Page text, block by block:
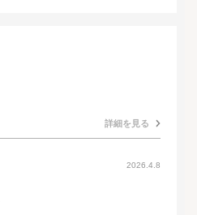
詳細を見る
2026.4.8